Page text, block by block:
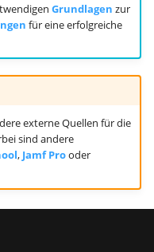
Grundlagen zur
für eine erfolgreiche
externe Quellen für die
sind andere
, Jamf Prooder